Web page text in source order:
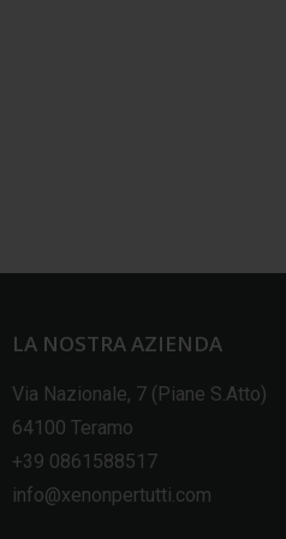
LA NOSTRA AZIENDA
Via Nazionale, 7 (Piane S.Atto)
64100 Teramo
+39 0861588517
info@xenonpertutti.com